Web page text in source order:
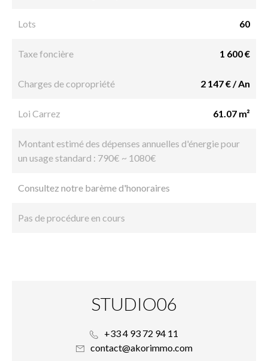
Lots 60
Taxe foncière 1 600 €
Charges de copropriété 2 147 € / An
Loi Carrez 61.07 m²
Montant estimé des dépenses annuelles d'énergie pour
un usage standard : 790€ ~ 1080€
Consultez notre barème d'honoraires
Pas de procédure en cours
STUDIO06
+33 4 93 72 94 11
contact@akorimmo.com